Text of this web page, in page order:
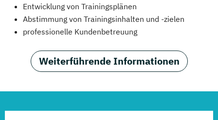
Entwicklung von Trainingsplänen
Abstimmung von Trainingsinhalten und -zielen
professionelle Kundenbetreuung
Weiterführende Informationen